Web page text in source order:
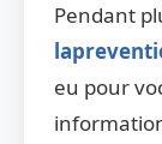
Pendant
eu pour